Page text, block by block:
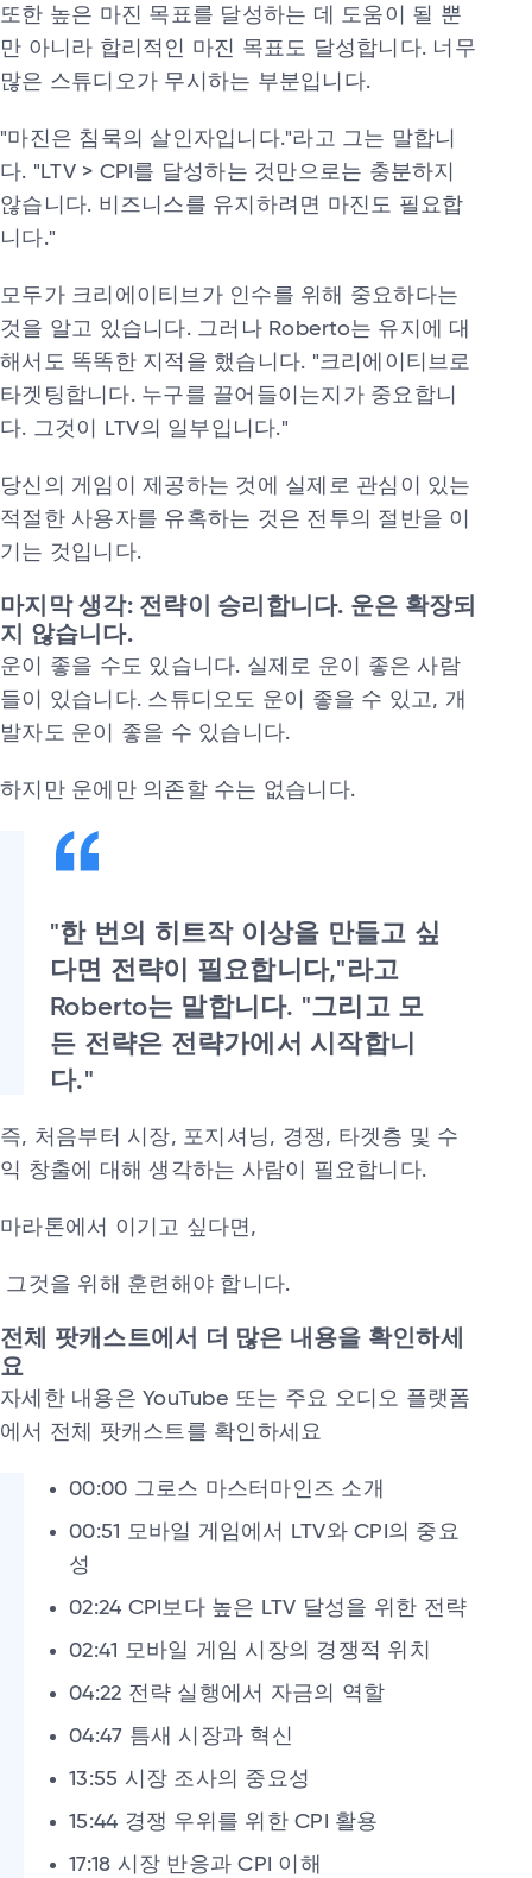
또한 높은 마진 목표를 달성하는 데 도움이 될 뿐
만 아니라 합리적인 마진 목표도 달성합니다. 너무
많은 스튜디오가 무시하는 부분입니다.
"마진은 침묵의 살인자입니다."라고 그는 말합니
다. "LTV > CPI를 달성하는 것만으로는 충분하지
않습니다. 비즈니스를 유지하려면 마진도 필요합
니다."
모두가 크리에이티브가 인수를 위해 중요하다는
것을 알고 있습니다. 그러나 Roberto는 유지에 대
해서도 똑똑한 지적을 했습니다. "크리에이티브로
타겟팅합니다. 누구를 끌어들이는지가 중요합니
다. 그것이 LTV의 일부입니다."
당신의 게임이 제공하는 것에 실제로 관심이 있는
적절한 사용자를 유혹하는 것은 전투의 절반을 이
기는 것입니다.
마지막 생각: 전략이 승리합니다. 운은 확장되
지 않습니다.
운이 좋을 수도 있습니다. 실제로 운이 좋은 사람
들이 있습니다. 스튜디오도 운이 좋을 수 있고, 개
발자도 운이 좋을 수 있습니다.
하지만 운에만 의존할 수는 없습니다.
"한 번의 히트작 이상을 만들고 싶
다면 전략이 필요합니다,"라고
Roberto는 말합니다. "그리고 모
든 전략은 전략가에서 시작합니
다."
즉, 처음부터 시장, 포지셔닝, 경쟁, 타겟층 및 수
익 창출에 대해 생각하는 사람이 필요합니다.
마라톤에서 이기고 싶다면,
그것을 위해 훈련해야 합니다.
전체 팟캐스트에서 더 많은 내용을 확인하세
요
자세한 내용은 YouTube 또는 주요 오디오 플랫폼
에서 전체 팟캐스트를 확인하세요
00:00 그로스 마스터마인즈 소개
00:51 모바일 게임에서 LTV와 CPI의 중요
성
02:24 CPI보다 높은 LTV 달성을 위한 전략
02:41 모바일 게임 시장의 경쟁적 위치
04:22 전략 실행에서 자금의 역할
04:47 틈새 시장과 혁신
13:55 시장 조사의 중요성
15:44 경쟁 우위를 위한 CPI 활용
17:18 시장 반응과 CPI 이해